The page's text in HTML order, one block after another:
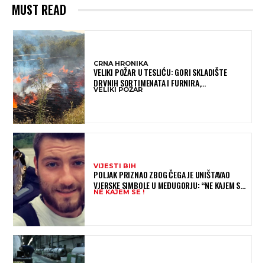
MUST READ
CRNA HRONIKA
VELIKI POŽAR U TESLIĆU: GORI SKLADIŠTE
DRVNIH SORTIMENATA I FURNIRA,
VATROGASCIMA STIŽE POMOĆ IZ VIŠE GRADOVA
VELIKI POŽAR
VIJESTI BIH
POLJAK PRIZNAO ZBOG ČEGA JE UNIŠTAVAO
VJERSKE SIMBOLE U MEĐUGORJU: “NE KAJEM SE I
PONOVIO BIH SVE”
NE KAJEM SE !